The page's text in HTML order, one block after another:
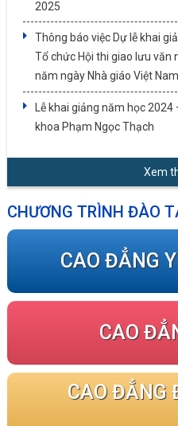
2025
Thông báo việc Dự lễ khai
Tổ chức Hội thi giao lưu văn
năm ngày Nhà giáo Việt
Lễ khai giảng năm học
khoa Phạm Ngọc Thạch
Xem
CHƯƠNG TRÌNH ĐÀO
CAO ĐẲNG
CAO
CAO ĐẲNG